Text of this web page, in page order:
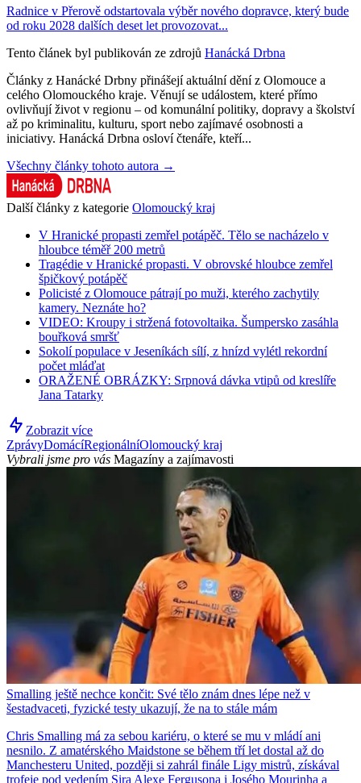
Radnice v Přerově odstartovala výběr nového dopravce, který bude
od roku 2028 dalších deset let provozovat...
Tento článek byl publikován ze zdrojů Hanácká Drbna
Články z Hanácké Drbny přinášejí aktuální dění z Olomouce a
celého Olomouckého kraje. Věnují se událostem, které přímo
ovlivňují život v regionu – od komunální politiky, dopravy a školství
až po kriminalitu, kulturu, sport nebo zajímavé osobnosti a
iniciativy. Hanácká Drbna osloví čtenáře, kteří...
Všechny články tohoto autora →
Další články z kategorie Olomoucký kraj
V Hranické propasti zemřel potápěč. Tělo se nacházelo v
hloubce téměř 200 metrů
Tragédie v Hranické propasti. V obrovské hloubce zemřel
špičkový potápěč
Policisté z Olomouce pátrají po muži, kterého zachytily
kamery. Neznáte ho?
VIDEO: Kroupy i stržená fotovoltaika. Šumpersko zasáhla
bouřková smršť
Sokolí populace v Jeseníkách sílí, z hnízd vylétl rekordní
počet mláďat
ORAŽENÉ OBRÁZKY: Srpnová dávka vtipů od kreslíře
Jana Tatarky
Zobrazit více
ZprávyDomácíRegionálníOlomoucký kraj
Vybrali jsme pro vás Magazíny a zajímavosti
Smalling ještě nechce končit: Své tělo znám dnes lépe než v
šestadvaceti, fyzické testy ukazují, že na to stále mám
Chris Smalling má za sebou kariéru, o které se mu v mládí ani
nesnilo. Z amatérského Maidstone se během tří let dostal až do
Manchesteru United, později si zahrál finále Ligy mistrů, získával
trofeje pod vedením Sira Alexe Fergusona i Josého Mourinha a